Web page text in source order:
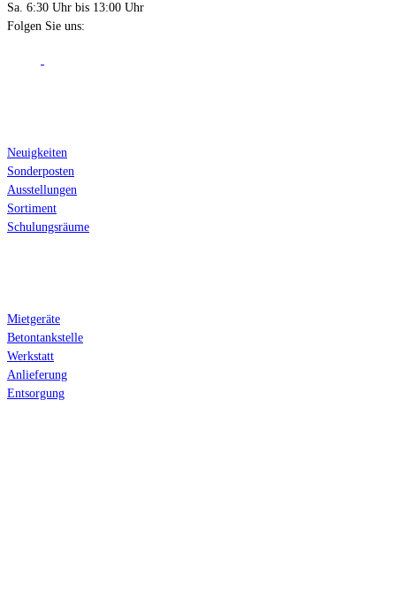
Sa. 6:30 Uhr bis 13:00 Uhr
Folgen Sie uns:
Neuigkeiten
Sonderposten
Ausstellungen
Sortiment
Schulungsräume
Mietgeräte
Betontankstelle
Werkstatt
Anlieferung
Entsorgung